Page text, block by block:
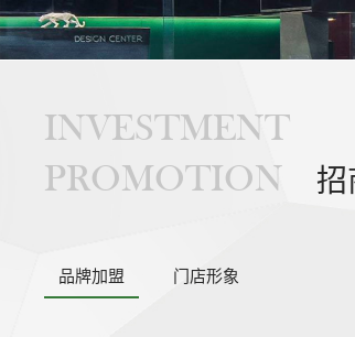
INVESTMENT
PROMOTION
招
品牌加盟 门店形象